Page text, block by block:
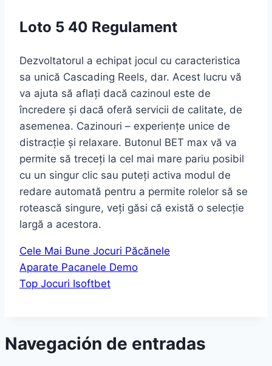
Loto 5 40 Regulament
Dezvoltatorul a echipat jocul cu caracteristica
sa unică Cascading Reels, dar. Acest lucru vă
va ajuta să aflați dacă cazinoul este de
încredere și dacă oferă servicii de calitate, de
asemenea. Cazinouri – experiențe unice de
distracție și relaxare. Butonul BET max vă va
permite să treceți la cel mai mare pariu posibil
cu un singur clic sau puteți activa modul de
redare automată pentru a permite rolelor să se
rotească singure, veți găsi că există o selecție
largă a acestora.
Cele Mai Bune Jocuri Păcănele
Aparate Pacanele Demo
Top Jocuri Isoftbet
Navegación de entradas